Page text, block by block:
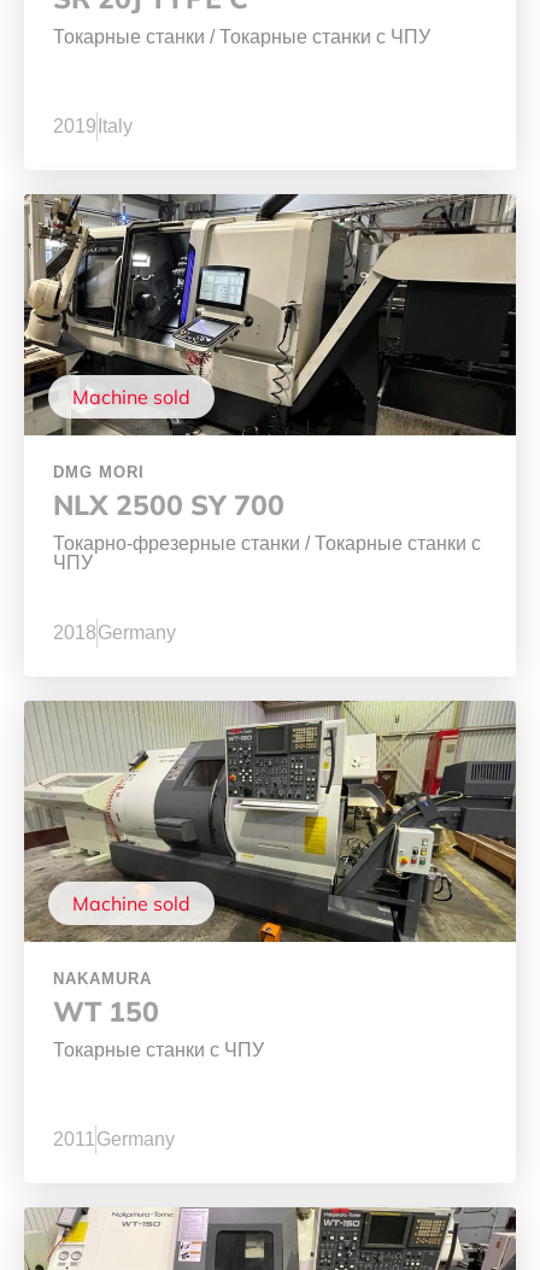
Токарные станки /Токарные станки с ЧПУ
2019 Italy
Machine sold
DMG MORI
NLX 2500 SY 700
Токарно-фрезерные станки /Токарные станки с
ЧПУ
2018Germany
Machine sold
NAKAMURA
WT 150
Токарные станки с ЧПУ
2011 Germany